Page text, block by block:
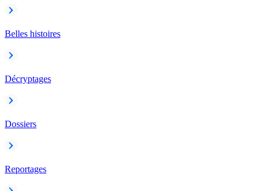
Belles histoires
Décryptages
Dossiers
Reportages